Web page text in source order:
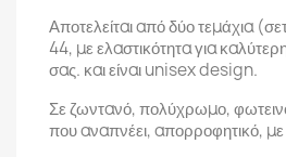
Αποτελείται από δύο τεμάχια
44, με ελαστικότητα για
σας. και είναι unisex design.
Σε ζωντανό, πολύχρωμο,
που αναπνέει, απορροφητικό, με